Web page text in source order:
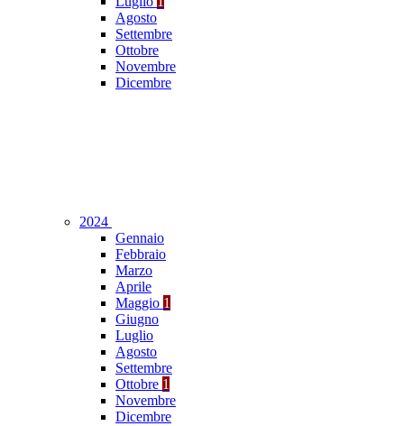
Agosto
Settembre
Ottobre
Novembre
Dicembre
2024
Gennaio
Febbraio
Marzo
Aprile
Maggio 1
Giugno
Luglio
Agosto
Settembre
Ottobre 1
Novembre
Dicembre